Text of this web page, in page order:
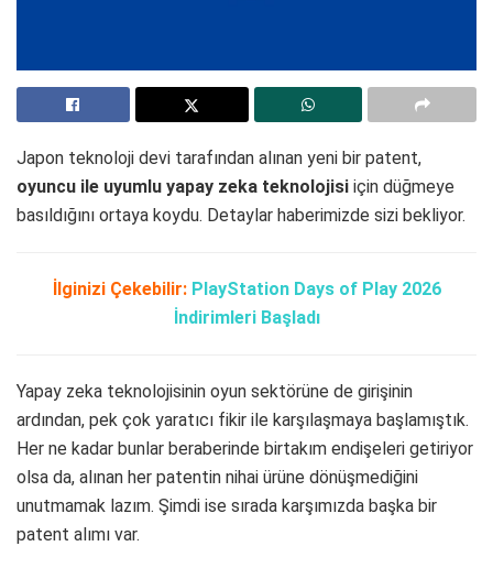
Japon teknoloji devi tarafından alınan yeni bir patent,
oyuncu ile uyumlu yapay zeka teknolojisi için düğmeye
basıldığını ortaya koydu. Detaylar haberimizde sizi bekliyor.
İlginizi Çekebilir: PlayStation Days of Play 2026
İndirimleri Başladı
Yapay zeka teknolojisinin oyun sektörüne de girişinin
ardından, pek çok yaratıcı fikir ile karşılaşmaya başlamıştık.
Her ne kadar bunlar beraberinde birtakım endişeleri getiriyor
olsa da, alınan her patentin nihai ürüne dönüşmediğini
unutmamak lazım. Şimdi ise sırada karşımızda başka bir
patent alımı var.